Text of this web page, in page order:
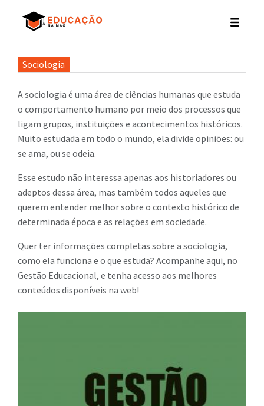
Sociologia
A sociologia é uma área de ciências humanas que estuda
o comportamento humano por meio dos processos que
ligam grupos, instituições e acontecimentos históricos.
Muito estudada em todo o mundo, ela divide opiniões: ou
se ama, ou se odeia.
Esse estudo não interessa apenas aos historiadores ou
adeptos dessa área, mas também todos aqueles que
querem entender melhor sobre o contexto histórico de
determinada época e as relações em sociedade.
Quer ter informações completas sobre a sociologia,
como ela funciona e o que estuda? Acompanhe aqui, no
Gestão Educacional, e tenha acesso aos melhores
conteúdos disponíveis na web!